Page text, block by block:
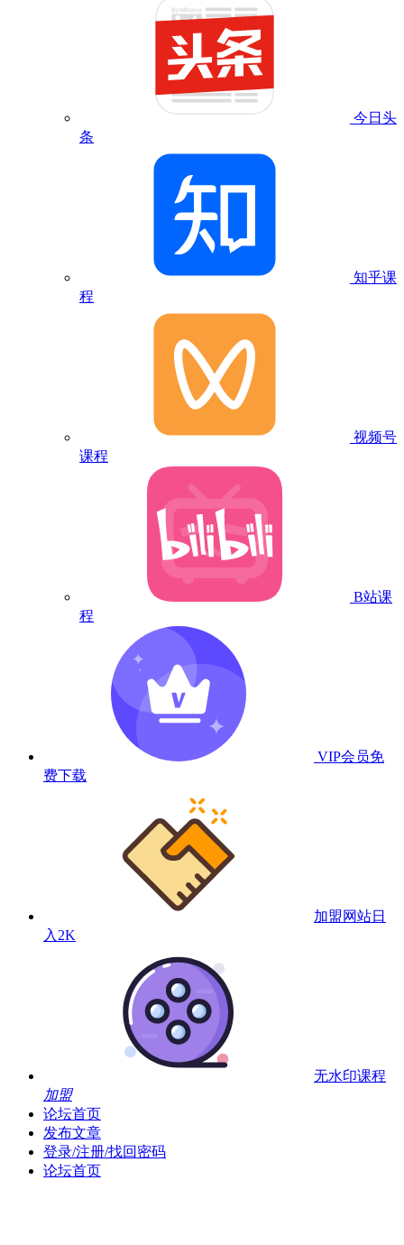
今日头
条
知乎课
程
视频号
课程
B站课
程
VIP会员免
费下载
加盟网站日
入2K
无水印课程
加盟
论坛首页
发布文章
登录/注册/找回密码
论坛首页